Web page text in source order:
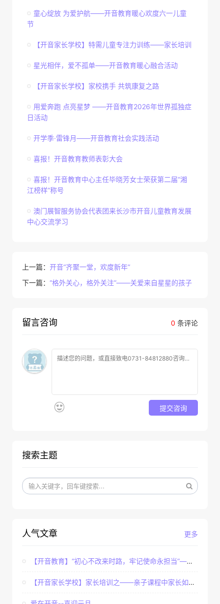
童心绽放 为爱护航——开音教育暖心欢度六一儿童
节
【开音家长学校】特需儿童专注力训练——家长培训
星光相伴，爱不孤单——开音教育暖心融合活动
【开音家长学校】家校携手 共筑康复之路
用爱奔跑 点亮星梦 ——开音教育2026年世界孤独症
日活动
开学季·雷锋月——开音教育社会实践活动
喜报！开音教育教师表彰大会
喜报！开音教育中心主任毕晓芳女士荣获第二届“湘
江榜样”称号
澳门展智服务协会代表团来长沙市开音儿童教育发展
中心交流学习
上一篇： 开音“齐聚一堂，欢度新年”
下一篇： “格外关心，格外关注”——关爱来自星星的孩子
0 条评论
留言咨询
提交咨询
搜索主题
更多
人气文章
【开音教育】“初心不改来时路，牢记使命永担当”——...
【开音家长学校】家长培训之——亲子课程中家长如何辅...